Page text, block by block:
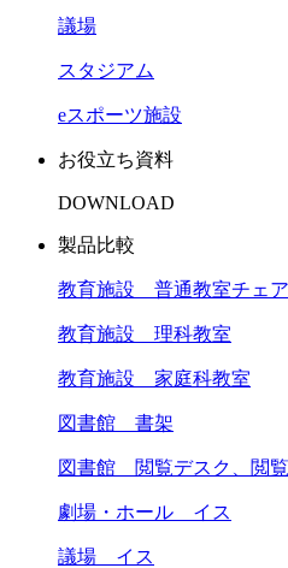
議場
スタジアム
eスポーツ施設
お役立ち資料
DOWNLOAD
製品比較
教育施設 普通教室チェ
教育施設 理科教室
教育施設 家庭科教室
図書館 書架
図書館 閲覧デスク、閲
劇場・ホール イス
議場 イス